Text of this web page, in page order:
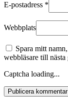
E-postadress *
Webbplats
Spara mitt
webbläsare till
Captcha loading...
Publicera kommentar